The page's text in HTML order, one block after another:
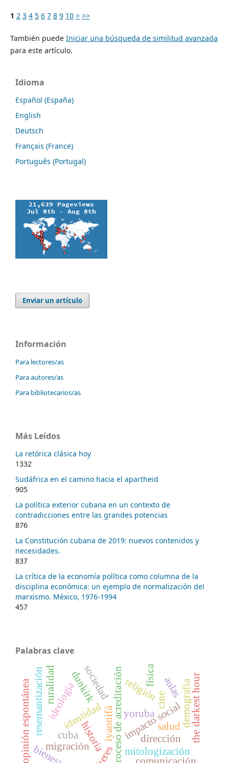
1 2 3 4 5 6 7 8 9 10 > >>
También puede Iniciar una búsqueda de similitud avanzada
para este artículo.
Idioma
Español (España)
English
Deutsch
Français (France)
Português (Portugal)
Enviar un artículo
Información
Para lectores/as
Para autores/as
Para bibliotecarios/as
Más Leídos
La retórica clásica hoy
1332
Sudáfrica en el camino hacia el apartheid
905
La política exterior cubana en un contexto de
contradicciones entre las grandes potencias
876
La Constitución cubana de 2019: nuevos contenidos y
necesidades.
837
La crítica de la economía política como columna de la
disciplina económica: un ejemplo de normalización del
marxismo. México, 1976-1994
457
Palabras clave
proceso de acreditaciónimpacto social
identidadiyaonifá
religión
yoruba
cuba
demografia
migración
sociedad the darkest hour
dunkirk cine
historia
ideología
mitologización
resemantización salud
física aulas
opinión espontánea dirección
ruralidad